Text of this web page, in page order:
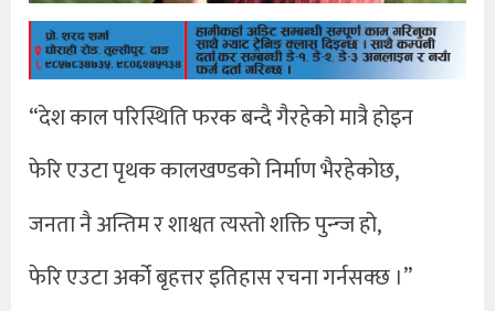
“देश काल परिस्थिति फरक बन्दै गैरहेको मात्रै होइन
फेरि एउटा पृथक कालखण्डको निर्माण भैरहेकोछ,
जनता नै अन्तिम र शाश्वत त्यस्तो शक्ति पुन्न्ज हो,
फेरि एउटा अर्को बृहत्तर इतिहास रचना गर्नसक्छ ।”